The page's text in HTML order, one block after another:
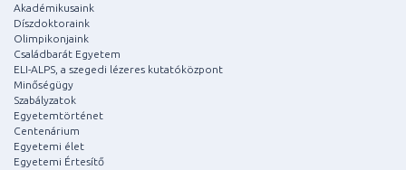
Akadémikusaink
Díszdoktoraink
Olimpikonjaink
Családbarát Egyetem
ELI-ALPS, a szegedi lézeres kutatóközpont
Minőségügy
Szabályzatok
Egyetemtörténet
Centenárium
Egyetemi élet
Egyetemi Értesítő